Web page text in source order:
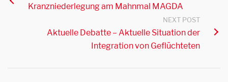
Kranzniederlegung am Mahnmal MAGDA
NEXT POST
Aktuelle Debatte – Aktuelle Situation der
Integration von Geflüchteten